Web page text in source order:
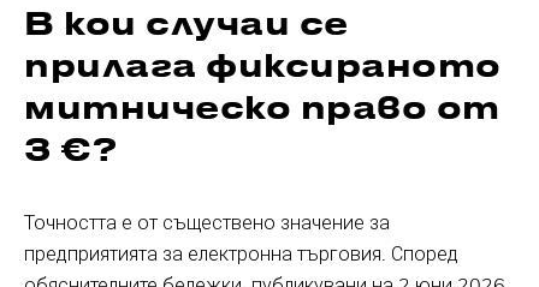
В кои случаи се
прилага фиксираното
митническо право от
3 €?
Точността е от съществено значение за
предприятията за електронна търговия. Според